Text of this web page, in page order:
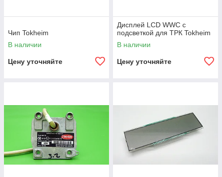
Чип Tokheim
В наличии
Цену уточняйте
Дисплей LCD WWC с
подсветкой для ТРК Tokheim
В наличии
Цену уточняйте